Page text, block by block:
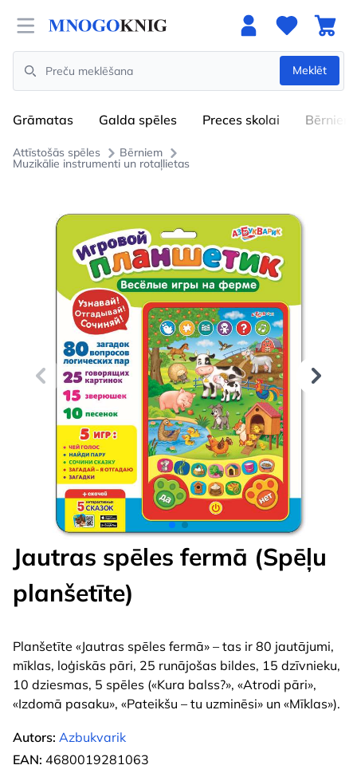
Open menu
Search
Meklēt
Grāmatas Galda spēles Preces skolai Bērniem
Attīstošās spēles Bērniem
Muzikālie instrumenti un rotaļlietas
Jautras spēles fermā (Spēļu
planšetīte)
Planšetīte «Jautras spēles fermā» – tas ir 80 jautājumi,
mīklas, loģiskās pāri, 25 runājošas bildes, 15 dzīvnieku,
10 dziesmas, 5 spēles («Kura balss?», «Atrodi pāri»,
«Izdomā pasaku», «Pateikšu – tu uzminēsi» un «Mīklas»).
Autors: Azbukvarik
EAN: 4680019281063